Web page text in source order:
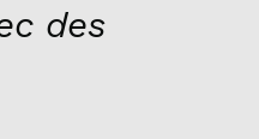
des